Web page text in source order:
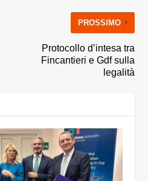
PROSSIMO
Protocollo d’intesa tra
Fincantieri e Gdf sulla
legalità